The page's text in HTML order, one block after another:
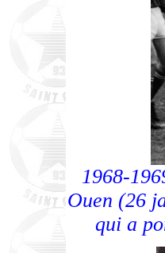
1968-
Ouen (26
qui a